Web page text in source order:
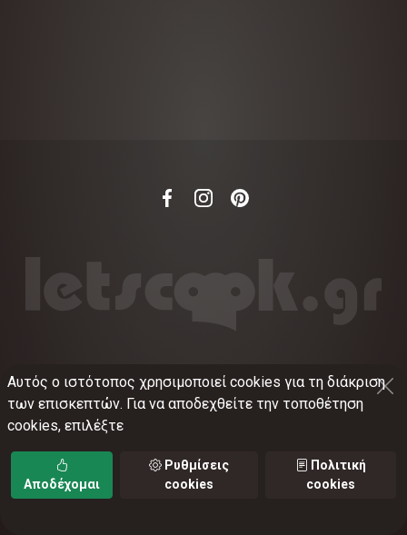
©2012-2026 LETSCOOK.GRΑριθμός ΓΕΜΗ:
021375326001
Όροι χρήσης•Πολιτική απορρήτου
cookies• Ρυθμίσεις cookies
Αυτός ο ιστότοπος χρησιμοποιεί cookies για τη διάκριση
των επισκεπτών. Για να αποδεχθείτε την τοποθέτηση
cookies, επιλέξτε
Αποδέχομαι
Ρυθμίσεις
cookies
Πολιτική
cookies